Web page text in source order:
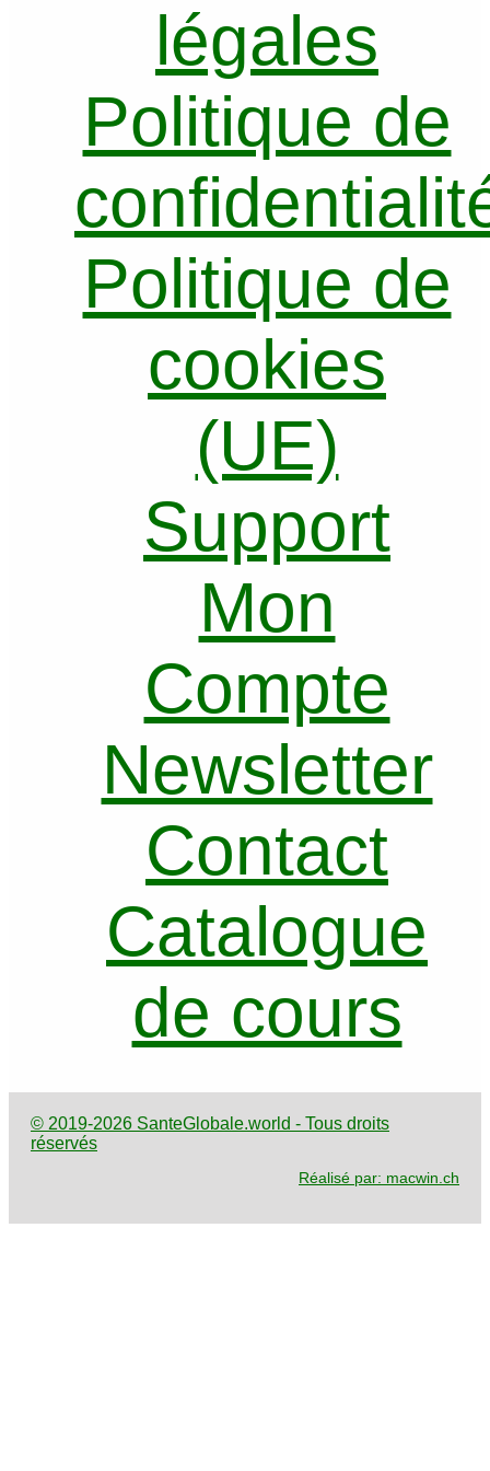
légales
Politique de
Politique de
cookies
(UE)
Support
Mon
Compte
Newsletter
Contact
Catalogue
de cours
© 2019-2026 SanteGlobale.world - Tous droits
réservés
Réalisé par: macwin.ch